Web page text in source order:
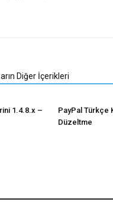
Diğer İçerikleri
1.4.8.x –
PayPal Türkçe
Düzeltme